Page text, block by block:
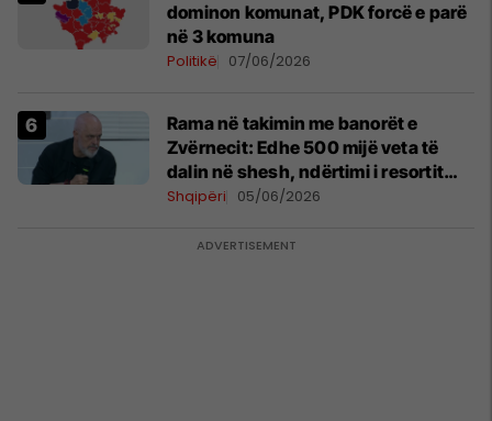
dominon komunat, PDK forcë e parë
në 3 komuna
Politikë 07/06/2026
Rama në takimin me banorët e
Zvërnecit: Edhe 500 mijë veta të
dalin në shesh, ndërtimi i resortit
nuk anulohet
Shqipëri 05/06/2026